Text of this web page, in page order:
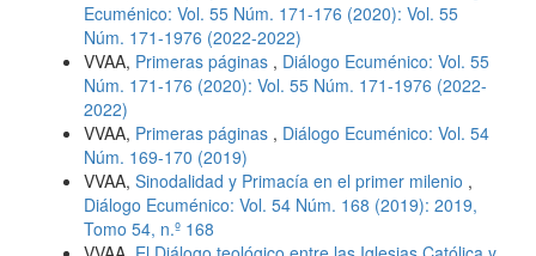
Ecuménico: Vol. 55 Núm. 171-176 (2020): Vol. 55
Núm. 171-1976 (2022-2022)
VVAA, Primeras páginas , Diálogo Ecuménico: Vol. 55
Núm. 171-176 (2020): Vol. 55 Núm. 171-1976 (2022-
2022)
VVAA, Primeras páginas , Diálogo Ecuménico: Vol. 54
Núm. 169-170 (2019)
VVAA, Sinodalidad y Primacía en el primer milenio ,
Diálogo Ecuménico: Vol. 54 Núm. 168 (2019): 2019,
Tomo 54, n.º 168